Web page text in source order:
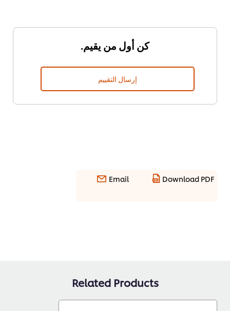
كن أول من يقيم.
إرسال التقييم
Download PDF
Email
Related Products